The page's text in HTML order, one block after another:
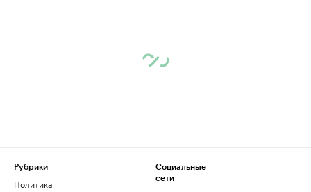
Рубрики
Политика
Социальные
сети